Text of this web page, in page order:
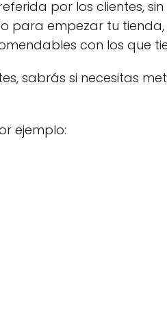
por los clientes,
para empezar tu
con los que
sabrás si necesitas
ejemplo: